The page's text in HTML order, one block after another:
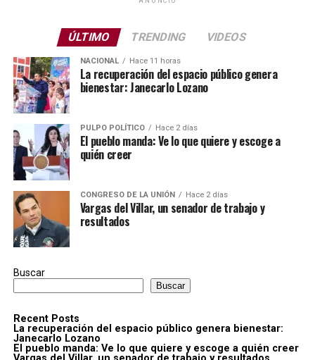
ÚLTIMO TRENDING VIDEOS
NACIONAL Hace 11 horas
La recuperación del espacio público genera
bienestar: Janecarlo Lozano
PULPO POLÍTICO Hace 2 días
El pueblo manda: Ve lo que quiere y escoge a
quién creer
CONGRESO DE LA UNIÓN Hace 2 días
Vargas del Villar, un senador de trabajo y
resultados
Buscar
Buscar
Recent Posts
La recuperación del espacio público genera bienestar:
Janecarlo Lozano
El pueblo manda: Ve lo que quiere y escoge a quién creer